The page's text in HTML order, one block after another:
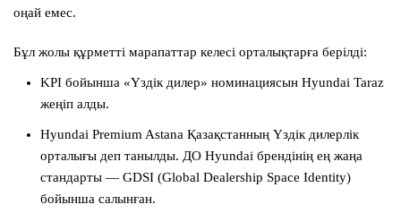
оңай емес.
Бұл жолы құрметті марапаттар келесі орталықтарға берілді:
KPI бойынша «Үздік дилер» номинациясын Hyundai Taraz
жеңіп алды.
Hyundai Premium Astana Қазақстанның Үздік дилерлік
орталығы деп танылды. ДО Hyundai брендінің ең жаңа
стандарты — GDSI (Global Dealership Space Identity)
бойынша салынған.